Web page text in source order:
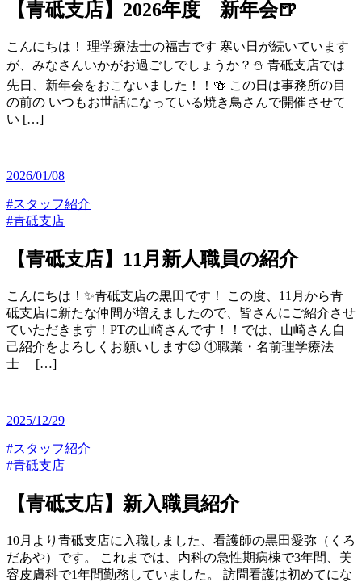
【青砥支店】2026年度 新年会🍺
こんにちは！ 理学療法士の福吉です 寒い日が続いています
が、みなさんいかがお過ごしでしょうか？⛄ 青砥支店では
先日、新年会をおこないました！！🍻 この日は事務所の目
の前の いつもお世話になっている焼き鳥さんで開催させて
い […]
2026/01/08
#スタッフ紹介
#青砥支店
【青砥支店】11月新人職員の紹介
こんにちは！✨青砥支店の黒田です！ この度、11月から青
砥支店に新たな仲間が増えましたので、皆さんにご紹介させ
ていただきます！PTの山崎さんです！！では、山崎さん自
己紹介をよろしくお願いします😊 ①職業・名前理学療法
士 […]
2025/12/29
#スタッフ紹介
#青砥支店
【青砥支店】新入職員紹介
10月より青砥支店に入職しました、看護師の黒田愛弥（くろ
だあや）です。 これまでは、内科の急性期病棟で3年間、美
容皮膚科で1年間勤務していました。 訪問看護は初めてにな